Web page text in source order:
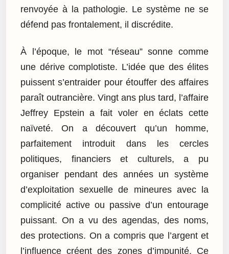
renvoyée à la pathologie. Le système ne se
défend pas frontalement, il discrédite.
À l’époque, le mot “réseau” sonne comme
une dérive complotiste. L’idée que des élites
puissent s’entraider pour étouffer des affaires
paraît outrancière. Vingt ans plus tard, l’affaire
Jeffrey Epstein a fait voler en éclats cette
naïveté. On a découvert qu’un homme,
parfaitement introduit dans les cercles
politiques, financiers et culturels, a pu
organiser pendant des années un système
d’exploitation sexuelle de mineures avec la
complicité active ou passive d’un entourage
puissant. On a vu des agendas, des noms,
des protections. On a compris que l’argent et
l’influence créent des zones d’impunité. Ce